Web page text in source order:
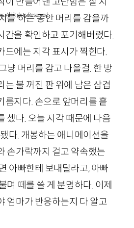
를 하는 동안 머리를 감을까
간을 확인하고 포기해버렸다.
드에는 지각 표시가 찍힌다.
냥 머리를 감고 나올걸. 한 방
는 불 꺼진 판 위에 남은 삼겹
름지다. 손으로 앞머리를 흩
셌다. 오늘 지각 때문에 다음
다. 개봉하는 애니메이션을
손가락까지 걸고 약속했는
아빠한테 보내달라고, 아빠
며 떼를 쓸 게 분명하다. 이제
엄마가 반응하는지 다 알고
All Rights Reserved.